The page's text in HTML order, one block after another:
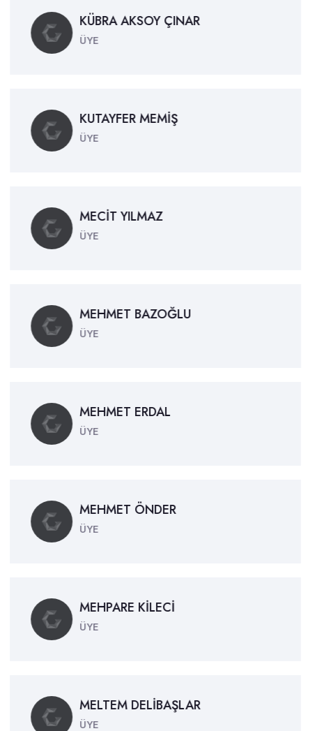
KÜBRA AKSOY ÇINAR
ÜYE
KUTAYFER MEMİŞ
ÜYE
MECİT YILMAZ
ÜYE
MEHMET BAZOĞLU
ÜYE
MEHMET ERDAL
ÜYE
MEHMET ÖNDER
ÜYE
MEHPARE KİLECİ
ÜYE
MELTEM DELİBAŞLAR
ÜYE